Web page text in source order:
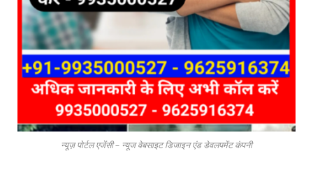
न्यूज़ पोर्टल एजेंसी – न्यूज वेबसाइट डिजाइन एंड डेवलपमेंट कंपनी